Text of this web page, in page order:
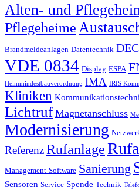
Alten- und
Pflegeheime
Brandmeldeanlagen Datentechnik
VDE 0834 Display ESPA
Heimmindestbauverordnung IMA IRIS
Kliniken
Lichtruf Magnetanschluss
Modernisierung
ReferenzRufanlage
Management-Software Sanierung
Sensoren Service Spende Technik